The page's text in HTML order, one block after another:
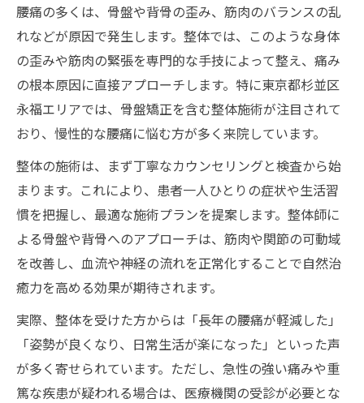
腰痛の多くは、骨盤や背骨の歪み、筋肉のバランスの乱
れなどが原因で発生します。整体では、このような身体
の歪みや筋肉の緊張を専門的な手技によって整え、痛み
の根本原因に直接アプローチします。特に東京都杉並区
永福エリアでは、骨盤矯正を含む整体施術が注目されて
おり、慢性的な腰痛に悩む方が多く来院しています。
整体の施術は、まず丁寧なカウンセリングと検査から始
まります。これにより、患者一人ひとりの症状や生活習
慣を把握し、最適な施術プランを提案します。整体師に
よる骨盤や背骨へのアプローチは、筋肉や関節の可動域
を改善し、血流や神経の流れを正常化することで自然治
癒力を高める効果が期待されます。
実際、整体を受けた方からは「長年の腰痛が軽減した」
「姿勢が良くなり、日常生活が楽になった」といった声
が多く寄せられています。ただし、急性の強い痛みや重
篤な疾患が疑われる場合は、医療機関の受診が必要とな